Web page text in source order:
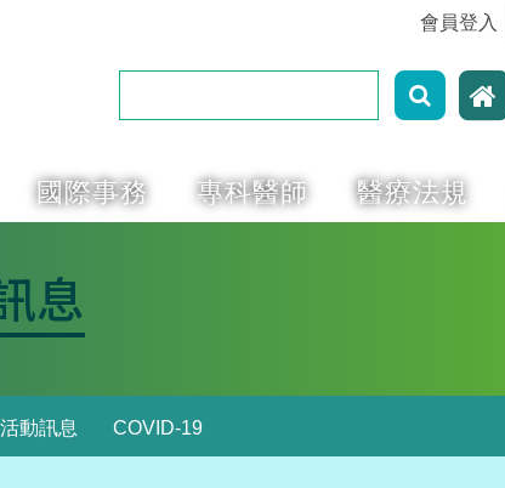
會員登入
國際事務 專科醫師 醫療法規
息
活動訊息 COVID-19